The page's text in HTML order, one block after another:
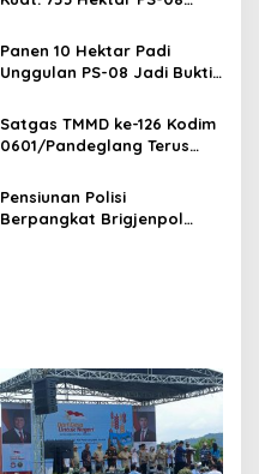
Pandeglang
Panen 10 Hektar Padi
Unggulan PS-08 Jadi Bukti
Banten
Satgas TMMD ke-126 Kodim
0601/Pandeglang Terus
Progres Capai 15 Persen
Pensiunan Polisi
Berpangkat Brigjenpol